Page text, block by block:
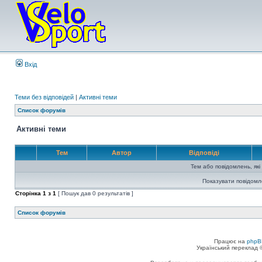
Вхід
Теми без відповідей | Активні теми
Список форумів
Активні теми
Тем Автор Відповіді
Тем або повідомлень,
Показувати
Сторінка 1 з 1 [ Пошук дав 0 результатів ]
Список форумів
Працює на
Український